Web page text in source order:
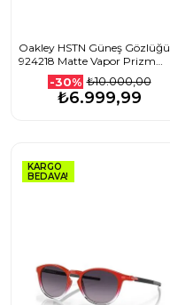
Oakley HSTN Güneş Gözlüğü
924218 Matte Vapor Prizm
Grey 52 Ekartman
-30% ₺10.000,00
₺6.999,99
KARGO
BEDAVA!